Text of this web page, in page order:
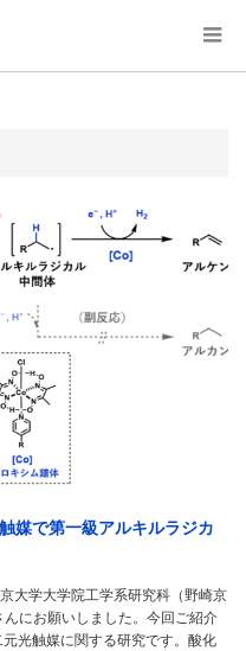
媒で第一級アルキルラジカ
大学大学院工学系研究科（野崎京
にお願いしました。今回ご紹介
光触媒に関する研究です。酸化